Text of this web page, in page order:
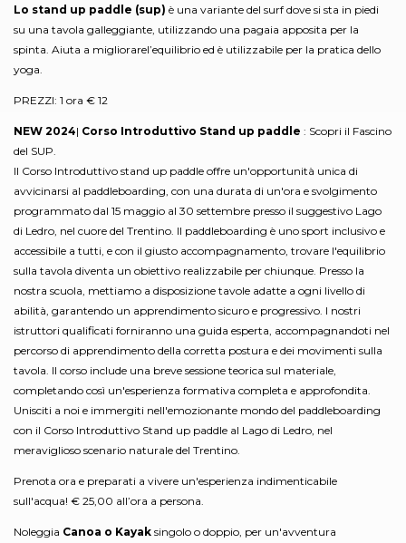
Lo stand up paddle (sup) è una variante del surf dove si sta in piedi
su una tavola galleggiante, utilizzando una pagaia apposita per la
spinta. Aiuta a migliorarel’equilibrio ed è utilizzabile per la pratica dello
yoga.
PREZZI: 1 ora € 12
NEW 2024| Corso Introduttivo Stand up paddle : Scopri il Fascino
del SUP.
Il Corso Introduttivo stand up paddle offre un'opportunità unica di
avvicinarsi al paddleboarding, con una durata di un'ora e svolgimento
programmato dal 15 maggio al 30 settembre presso il suggestivo Lago
di Ledro, nel cuore del Trentino. Il paddleboarding è uno sport inclusivo e
accessibile a tutti, e con il giusto accompagnamento, trovare l'equilibrio
sulla tavola diventa un obiettivo realizzabile per chiunque. Presso la
nostra scuola, mettiamo a disposizione tavole adatte a ogni livello di
abilità, garantendo un apprendimento sicuro e progressivo. I nostri
istruttori qualificati forniranno una guida esperta, accompagnandoti nel
percorso di apprendimento della corretta postura e dei movimenti sulla
tavola. Il corso include una breve sessione teorica sul materiale,
completando così un'esperienza formativa completa e approfondita.
Unisciti a noi e immergiti nell'emozionante mondo del paddleboarding
con il Corso Introduttivo Stand up paddle al Lago di Ledro, nel
meraviglioso scenario naturale del Trentino.
Prenota ora e preparati a vivere un'esperienza indimenticabile
sull'acqua! € 25,00 all’ora a persona.
Noleggia Canoa o Kayak singolo o doppio, per un'avventura